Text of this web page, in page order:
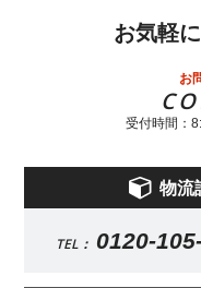
お気軽
お
受付時間：
物流
TEL： 0120-